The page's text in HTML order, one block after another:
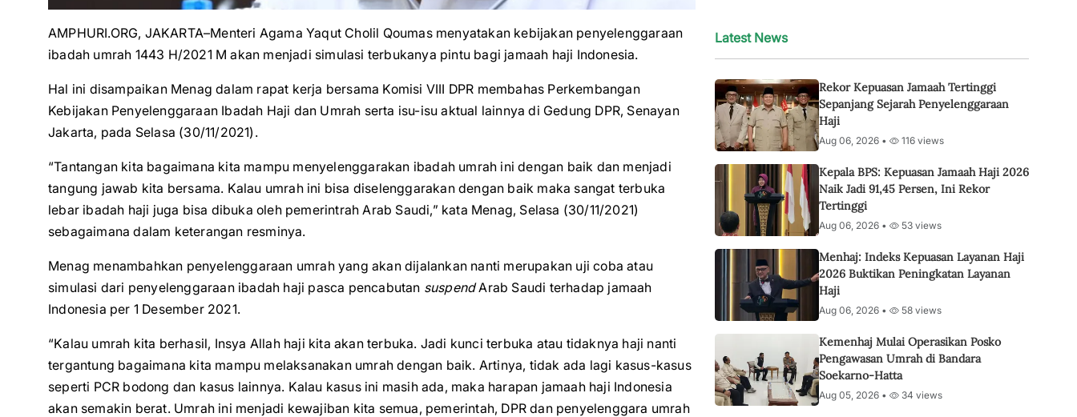
AMPHURI.ORG, JAKARTA–Menteri Agama Yaqut Cholil Qoumas menyatakan kebijakan penyelenggaraan
ibadah umrah 1443 H/2021 M akan menjadi simulasi terbukanya pintu bagi jamaah haji Indonesia.
Hal ini disampaikan Menag dalam rapat kerja bersama Komisi VIII DPR membahas Perkembangan
Kebijakan Penyelenggaraan Ibadah Haji dan Umrah serta isu-isu aktual lainnya di Gedung DPR, Senayan
Jakarta, pada Selasa (30/11/2021).
“Tantangan kita bagaimana kita mampu menyelenggarakan ibadah umrah ini dengan baik dan menjadi
tangung jawab kita bersama. Kalau umrah ini bisa diselenggarakan dengan baik maka sangat terbuka
lebar ibadah haji juga bisa dibuka oleh pemerintrah Arab Saudi,” kata Menag, Selasa (30/11/2021)
sebagaimana dalam keterangan resminya.
Menag menambahkan penyelenggaraan umrah yang akan dijalankan nanti merupakan uji coba atau
simulasi dari penyelenggaraan ibadah haji pasca pencabutan suspendArab Saudi terhadap jamaah
Indonesia per 1 Desember 2021.
“Kalau umrah kita berhasil, Insya Allah haji kita akan terbuka. Jadi kunci terbuka atau tidaknya haji nanti
tergantung bagaimana kita mampu melaksanakan umrah dengan baik. Artinya, tidak ada lagi kasus-kasus
seperti PCR bodong dan kasus lainnya. Kalau kasus ini masih ada, maka harapan jamaah haji Indonesia
akan semakin berat. Umrah ini menjadi kewajiban kita semua, pemerintah, DPR dan penyelenggara umrah
Latest News
Rekor Kepuasan Jamaah Tertinggi
Sepanjang Sejarah Penyelenggaraan
Haji
Aug 06, 2026 • 116 views
Kepala BPS: Kepuasan Jamaah Haji 2026
Naik Jadi 91,45 Persen, Ini Rekor
Tertinggi
Aug 06, 2026 • 53 views
Menhaj: Indeks Kepuasan Layanan Haji
2026 Buktikan Peningkatan Layanan
Haji
Aug 06, 2026 • 58 views
Kemenhaj Mulai Operasikan Posko
Pengawasan Umrah di Bandara
Soekarno-Hatta
Aug 05, 2026 • 34 views